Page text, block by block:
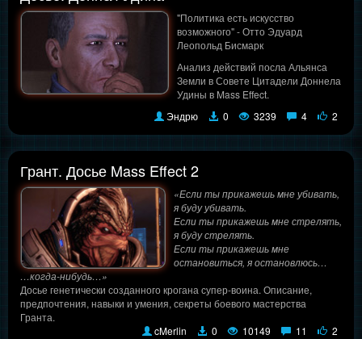
"Политика есть искусство
возможного" - Отто Эдуард
Леопольд Бисмарк
Анализ действий посла Альянса
Земли в Совете Цитадели Доннела
Удины в Mass Effect.
Эндрю
0 3239 4 2
Грант. Досье Mass Effect 2
«Если ты прикажешь мне убивать,
я буду убивать.
Если ты прикажешь мне стрелять,
я буду стрелять.
Если ты прикажешь мне
остановиться, я остановлюсь…
…когда-нибудь…»
Досье генетически созданного крогана супер-воина. Описание,
предпочтения, навыки и умения, секреты боевого мастерства
Гранта.
cMerlin
0 10149 11 2